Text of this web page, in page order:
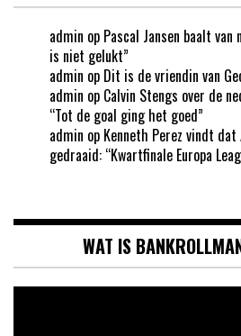
admin op Pascal Jansen baalt van
is niet gelukt”
admin op Dit is de vriendin van
admin op Calvin Stengs over de
“Tot de goal ging het goed”
admin op Kenneth Perez vindt
gedraaid: “Kwartfinale Europa
WAT IS